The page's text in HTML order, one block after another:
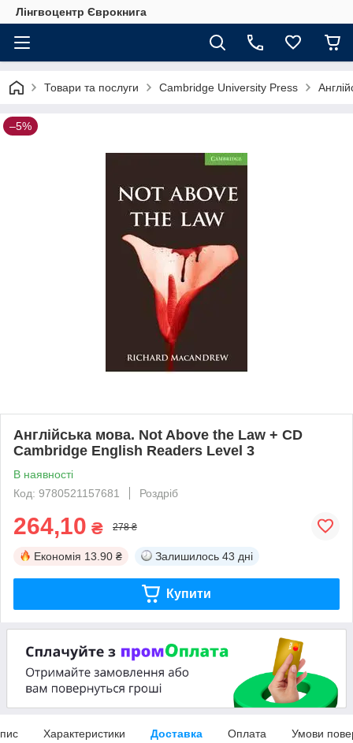
Лінгвоцентр Єврокнига
Товари та послуги Cambridge University Press
–5%
Англійська мова. Not Above the Law + CD
Cambridge English Readers Level 3
В наявності
Код: 9780521157681
Роздріб
264,10 ₴ 278 ₴
Економія 13.90 ₴ Залишилось 43 дні
Купити
Характеристики Доставка Оплата Умови